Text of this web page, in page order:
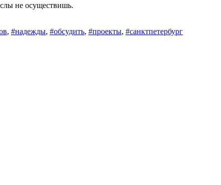
не осуществишь.
, #надежды, #обсудить, #проекты, #санктпетербург